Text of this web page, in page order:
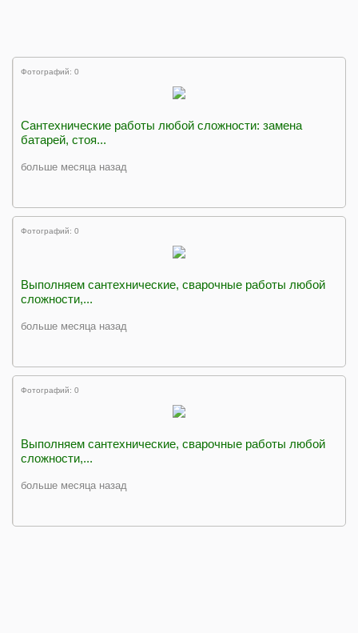
Фотографий: 0
Сантехнические работы любой сложности: замена
батарей, стоя...
больше месяца назад
Фотографий: 0
Выполняем сантехнические, сварочные работы любой
сложности,...
больше месяца назад
Фотографий: 0
Выполняем сантехнические, сварочные работы любой
сложности,...
больше месяца назад